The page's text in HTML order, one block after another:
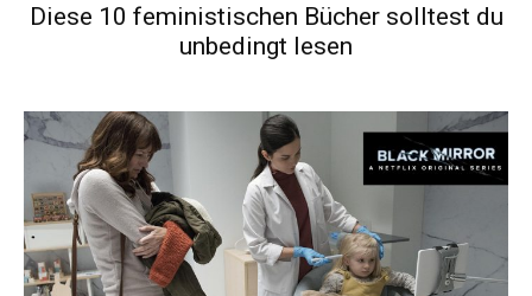
Diese 10 feministischen Bücher solltest du
unbedingt lesen